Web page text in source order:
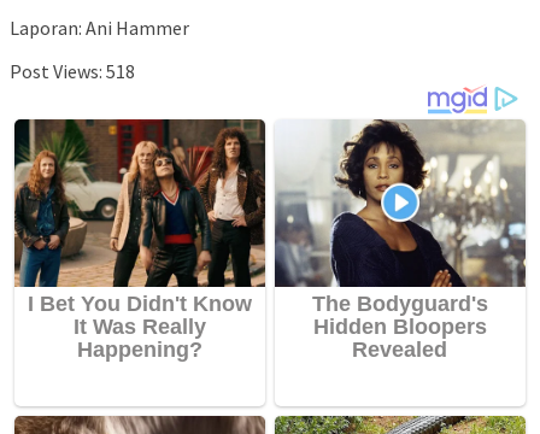
Laporan: Ani Hammer
Post Views: 518